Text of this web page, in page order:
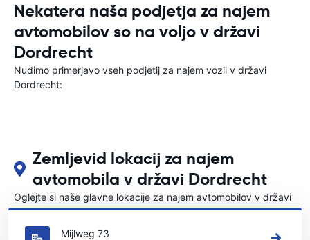
Nekatera naša podjetja za najem
avtomobilov so na voljo v državi
Dordrecht
Nudimo primerjavo vseh podjetij za najem vozil v državi
Dordrecht:
Zemljevid lokacij za najem
avtomobila v državi Dordrecht
Oglejte si naše glavne lokacije za najem avtomobilov v državi
Dordrecht
Mijlweg 73